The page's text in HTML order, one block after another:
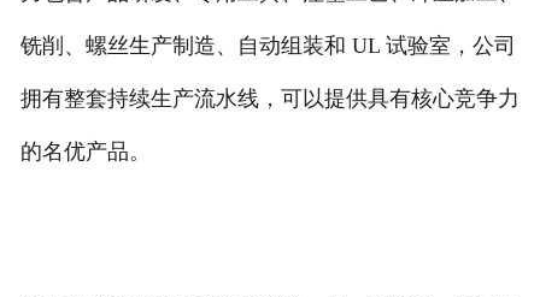
铣削、螺丝生产制造、自动组装和 UL 试验室，公司
拥有整套持续生产流水线，可以提供具有核心竞争力
的名优产品。